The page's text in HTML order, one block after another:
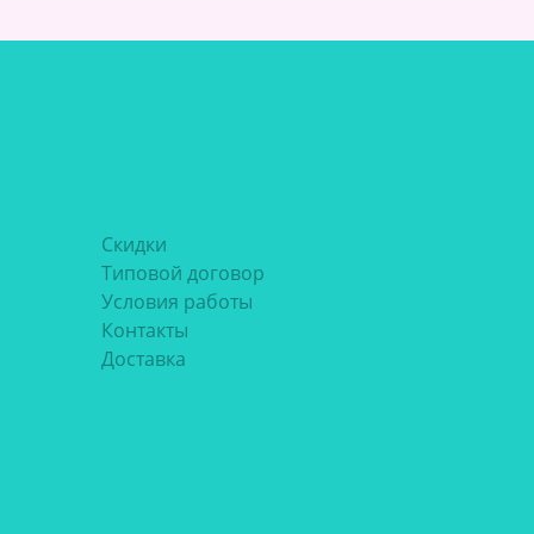
Скидки
Типовой договор
Условия работы
Контакты
Доставка